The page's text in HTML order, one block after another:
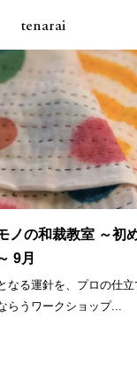
tenarai
ノの和裁教室 ～初
9月
なる運針を、プロの仕立
らうワークショップ...